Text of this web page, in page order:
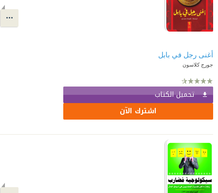
أغنى رجل في بابل
جورج كلاسون
تحميل الكتاب
اشترك الآن